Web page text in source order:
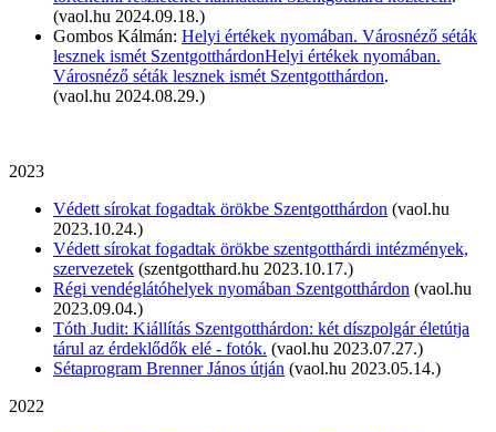
(vaol.hu 2024.09.18.)
Gombos Kálmán: Helyi értékek nyomában. Városnéző séták
lesznek ismét SzentgotthárdonHelyi értékek nyomában.
Városnéző séták lesznek ismét Szentgotthárdon.
(vaol.hu 2024.08.29.)
2023
Védett sírokat fogadtak örökbe Szentgotthárdon (vaol.hu
2023.10.24.)
Védett sírokat fogadtak örökbe szentgotthárdi intézmények,
szervezetek (szentgotthard.hu 2023.10.17.)
Régi vendéglátóhelyek nyomában Szentgotthárdon (vaol.hu
2023.09.04.)
Tóth Judit: Kiállítás Szentgotthárdon: két díszpolgár életútja
tárul az érdeklődők elé - fotók. (vaol.hu 2023.07.27.)
Sétaprogram Brenner János útján (vaol.hu 2023.05.14.)
2022